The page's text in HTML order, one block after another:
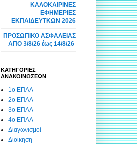
ΚΑΛΟΚΑΙΡΙΝΕΣ
ΕΦΗΜΕΡΙΕΣ
ΕΚΠΑΙΔΕΥΤΚΩΝ 2026
ΠΡΟΣΩΠΙΚΟ ΑΣΦΑΛΕΙΑΣ
ΑΠΟ 3/8/26 έως 14/8/26
ΚΑΤΗΓΟΡΙΕΣ
ΑΝΑΚΟΙΝΩΣΕΩΝ
1ο ΕΠΑΛ
2ο ΕΠΑΛ
3ο ΕΠΑΛ
4ο ΕΠΑΛ
Διαγωνισμοί
Διοίκηση